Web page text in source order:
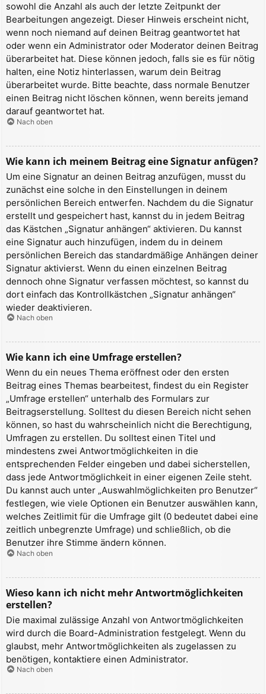
sowohl die Anzahl als auch der letzte Zeitpunkt der
Bearbeitungen angezeigt. Dieser Hinweis erscheint nicht,
wenn noch niemand auf deinen Beitrag geantwortet hat
oder wenn ein Administrator oder Moderator deinen Beitrag
überarbeitet hat. Diese können jedoch, falls sie es für nötig
halten, eine Notiz hinterlassen, warum dein Beitrag
überarbeitet wurde. Bitte beachte, dass normale Benutzer
einen Beitrag nicht löschen können, wenn bereits jemand
darauf geantwortet hat.
Nach oben
Wie kann ich meinem Beitrag eine Signatur anfügen?
Um eine Signatur an deinen Beitrag anzufügen, musst du
zunächst eine solche in den Einstellungen in deinem
persönlichen Bereich entwerfen. Nachdem du die Signatur
erstellt und gespeichert hast, kannst du in jedem Beitrag
das Kästchen „Signatur anhängen“ aktivieren. Du kannst
eine Signatur auch hinzufügen, indem du in deinem
persönlichen Bereich das standardmäßige Anhängen deiner
Signatur aktivierst. Wenn du einen einzelnen Beitrag
dennoch ohne Signatur verfassen möchtest, so kannst du
dort einfach das Kontrollkästchen „Signatur anhängen“
wieder deaktivieren.
Nach oben
Wie kann ich eine Umfrage erstellen?
Wenn du ein neues Thema eröffnest oder den ersten
Beitrag eines Themas bearbeitest, findest du ein Register
„Umfrage erstellen“ unterhalb des Formulars zur
Beitragserstellung. Solltest du diesen Bereich nicht sehen
können, so hast du wahrscheinlich nicht die Berechtigung,
Umfragen zu erstellen. Du solltest einen Titel und
mindestens zwei Antwortmöglichkeiten in die
entsprechenden Felder eingeben und dabei sicherstellen,
dass jede Antwortmöglichkeit in einer eigenen Zeile steht.
Du kannst auch unter „Auswahlmöglichkeiten pro Benutzer“
festlegen, wie viele Optionen ein Benutzer auswählen kann,
welches Zeitlimit für die Umfrage gilt (0 bedeutet dabei eine
zeitlich unbegrenzte Umfrage) und schließlich, ob die
Benutzer ihre Stimme ändern können.
Nach oben
Wieso kann ich nicht mehr Antwortmöglichkeiten
erstellen?
Die maximal zulässige Anzahl von Antwortmöglichkeiten
wird durch die Board-Administration festgelegt. Wenn du
glaubst, mehr Antwortmöglichkeiten als zugelassen zu
benötigen, kontaktiere einen Administrator.
Nach oben